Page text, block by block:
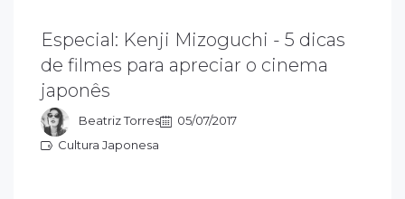
Especial: Kenji Mizoguchi - 5 dicas
de filmes para apreciar o cinema
japonês
Beatriz Torres
05/07/2017
Cultura Japonesa
Mizoguchi dedica sua arte a explorar as
sociais e seus planos (enquadramento
cena), influenciaram cineastas como Akira